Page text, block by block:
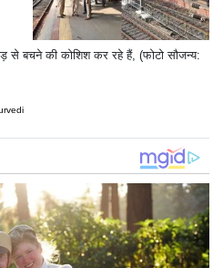
से बचने की कोशिश कर रहे हैं, (फोटो सौजन्य: